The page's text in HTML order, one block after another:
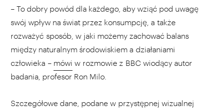
– To dobry powód dla każdego, aby wziąć pod uwagę
swój wpływ na świat przez konsumpcję, a także
rozważyć sposób, w jaki możemy zachować balans
między naturalnym środowiskiem a działaniami
człowieka – mówi w rozmowie z BBC wiodący autor
badania, profesor Ron Milo.
Szczegółowe dane, podane w przystępnej wizualnej